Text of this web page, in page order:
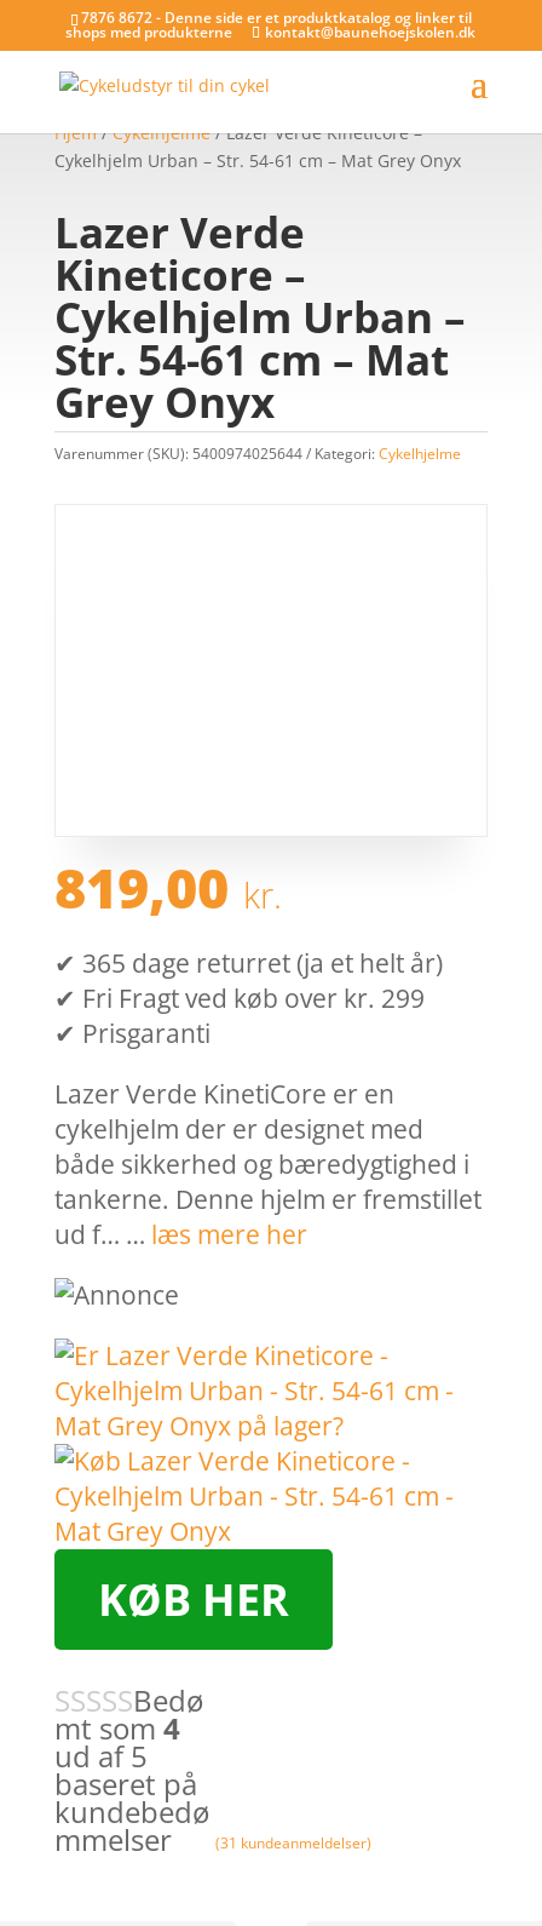
7876 8672 - Denne side er et produktkatalog og linker til
shops med produkterne kontakt@baunehoejskolen.dk
Hjem/Cykelhjelme/ Lazer Verde Kineticore –
Cykelhjelm Urban – Str. 54-61 cm – Mat Grey Onyx
Lazer Verde
Kineticore –
Cykelhjelm Urban –
Str. 54-61 cm – Mat
Grey Onyx
Varenummer (SKU): 5400974025644 Kategori:Cykelhjelme
819,00 kr.
✔ 365 dage returret (ja et helt år)
✔ Fri Fragt ved køb over kr. 299
✔ Prisgaranti
Lazer Verde KinetiCore er en
cykelhjelm der er designet med
både sikkerhed og bæredygtighed i
tankerne. Denne hjelm er fremstillet
ud f… … læs mere her
KØB HER
Bedø
mt som 4
ud af 5
baseret på
kundebedø
mmelser (31 kundeanmeldelser)